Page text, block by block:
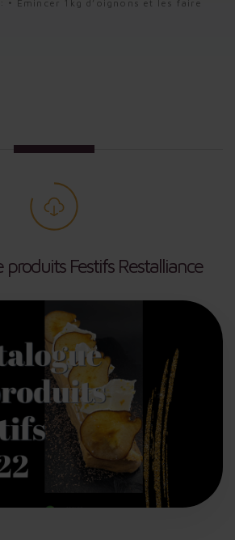
Emincer 1kg d’oignons et les faire
Emincer 1kg d’oignons et les faire
Emincer 1kg d’oignons et les faire
Festifs Restalliance